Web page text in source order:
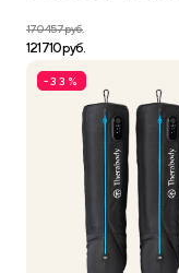
170 457 руб.
121 710 руб.
-33%